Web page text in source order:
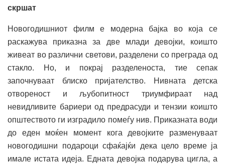
скршат
Новогодишниот филм е модерна бајка во која се
раскажува приказна за две млади девојки, коишто
живеат во различни светови, разделени со преграда од
стакло. Но, и покрај разделеноста, тие сепак
започнуваат блиско пријателство. Нивната детска
отвореност и љубопитност триумфираат над
невидливите бариери од предрасуди и тензии коишто
општеството ги изградило помеѓу нив. Приказната води
до еден моќен момент кога девојките разменуваат
новогодишни подароци сфаќајќи дека цело време ја
имале истата идеја. Едната девојка подарува цигла, а